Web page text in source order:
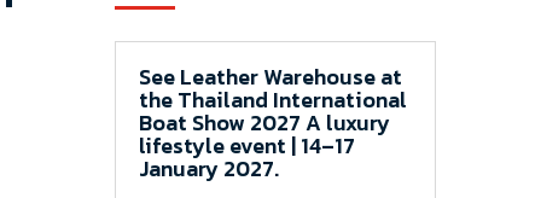
See Leather Warehouse at
the Thailand International
Boat Show 2027 A luxury
lifestyle event | 14–17
January 2027.